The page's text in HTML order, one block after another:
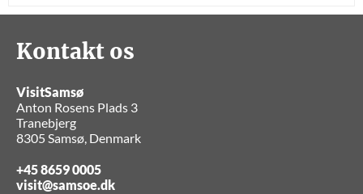
Kontakt os
VisitSamsø
Anton Rosens Plads 3
Tranebjerg
8305 Samsø, Denmark
+45 8659 0005
visit@samsoe.dk